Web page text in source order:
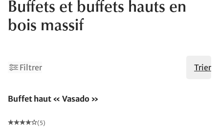
Buffets et buffets hauts en
bois massif
Filtrer Trier
Buffet haut « Vasado »
(5)
1